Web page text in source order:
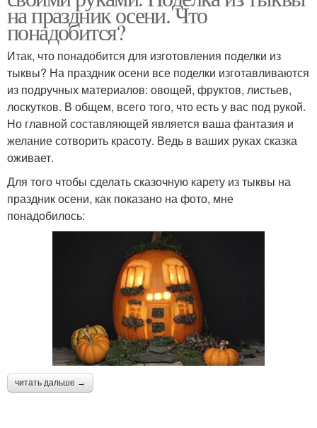
на праздник осени. Что
понадобится?
Итак, что понадобится для изготовления поделки из
тыквы? На праздник осени все поделки изготавливаются
из подручных материалов: овощей, фруктов, листьев,
лоскутков. В общем, всего того, что есть у вас под рукой.
Но главной составляющей является ваша фантазия и
желание сотворить красоту. Ведь в ваших руках сказка
оживает.
Для того чтобы сделать сказочную карету из тыквы на
праздник осени, как показано на фото, мне
понадобилось:
читать дальше →